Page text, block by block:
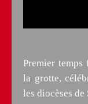
Premier temps
la grotte,
les diocèses de